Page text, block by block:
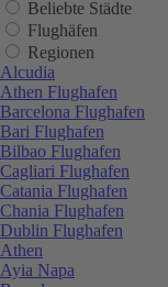
Beliebte Städte
Flughäfen
Regionen
Alcudia
Athen Flughafen
Barcelona Flughafen
Bari Flughafen
Bilbao Flughafen
Cagliari Flughafen
Catania Flughafen
Chania Flughafen
Dublin Flughafen
Athen
Ayia Napa